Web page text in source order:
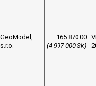
GeoModel,
s.r.o.
165 870.00
(4 997 000 Sk)